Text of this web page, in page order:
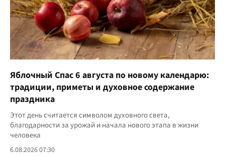
Яблочный Спас 6 августа по новому календарю:
традиции, приметы и духовное содержание
праздника
Этот день считается символом духовного света,
благодарности за урожай и начала нового этапа в жизни
человека
6.08.2026 07:30